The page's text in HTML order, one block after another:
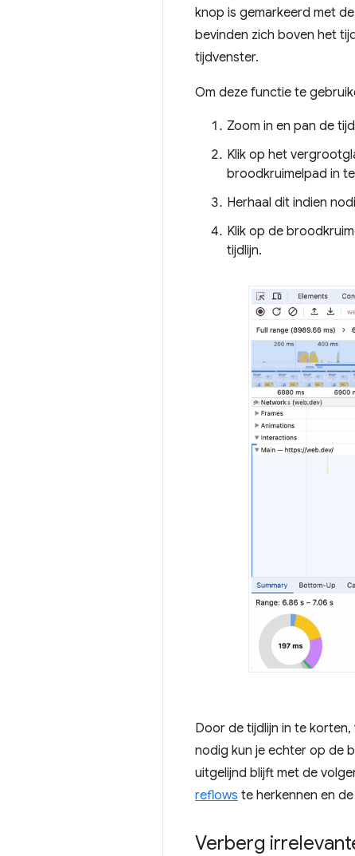
knop is gemarkeerd met
bevinden zich boven het
tijdvenster.
Om deze functie te
Zoom in en pan de
Klik op het
broodkruimelpad in
Herhaal dit indien
Klik op de
tijdlijn.
Door de tijdlijn in te
nodig kun je echter op de
uitgelijnd blijft met de
reflows te herkennen en
Verberg